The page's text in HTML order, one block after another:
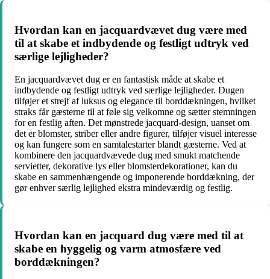
Hvordan kan en jacquardvævet dug være med
til at skabe et indbydende og festligt udtryk ved
særlige lejligheder?
En jacquardvævet dug er en fantastisk måde at skabe et
indbydende og festligt udtryk ved særlige lejligheder. Dugen
tilføjer et strejf af luksus og elegance til borddækningen, hvilket
straks får gæsterne til at føle sig velkomne og sætter stemningen
for en festlig aften. Det mønstrede jacquard-design, uanset om
det er blomster, striber eller andre figurer, tilføjer visuel interesse
og kan fungere som en samtalestarter blandt gæsterne. Ved at
kombinere den jacquardvævede dug med smukt matchende
servietter, dekorative lys eller blomsterdekorationer, kan du
skabe en sammenhængende og imponerende borddækning, der
gør enhver særlig lejlighed ekstra mindeværdig og festlig.
Hvordan kan en jacquard dug være med til at
skabe en hyggelig og varm atmosfære ved
borddækningen?